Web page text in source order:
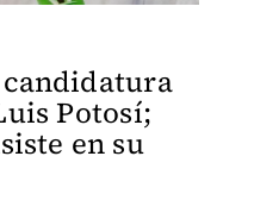
Potosí;
en su